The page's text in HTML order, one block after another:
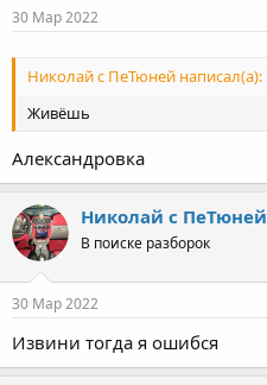
30 Мар 2022
Николай с ПеТюней написал(а):
Живёшь
Александровка
Николай с ПеТюней
В поиске разборок
30 Мар 2022
Извини тогда я ошибся